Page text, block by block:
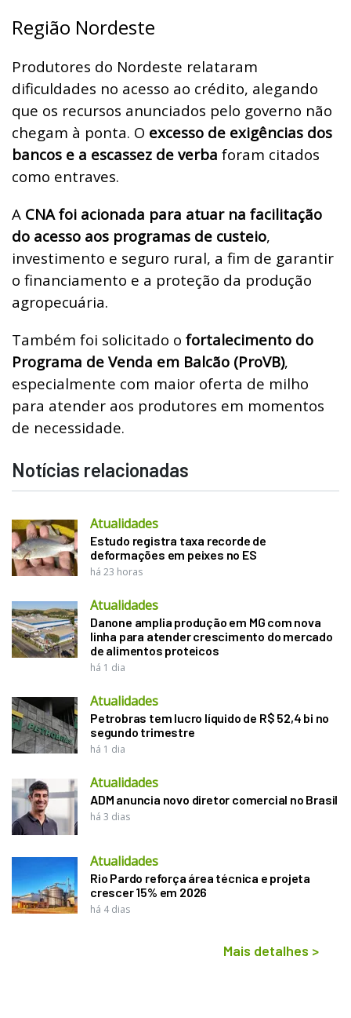
Região Nordeste
Produtores do Nordeste relataram
dificuldades no acesso ao crédito, alegando
que os recursos anunciados pelo governo não
chegam à ponta. O excesso de exigências dos
bancos e a escassez de verba foram citados
como entraves.
A CNA foi acionada para atuar na facilitação
do acesso aos programas de custeio,
investimento e seguro rural, a fim de garantir
o financiamento e a proteção da produção
agropecuária.
Também foi solicitado o fortalecimento do
Programa de Venda em Balcão (ProVB),
especialmente com maior oferta de milho
para atender aos produtores em momentos
de necessidade.
Notícias relacionadas
Atualidades
Estudo registra taxa recorde de
deformações em peixes no ES
há 23 horas
Atualidades
Danone amplia produção em MG com nova
linha para atender crescimento do mercado
de alimentos proteicos
há 1 dia
Atualidades
Petrobras tem lucro líquido de R$ 52,4 bi no
segundo trimestre
há 1 dia
Atualidades
ADM anuncia novo diretor comercial no Brasil
há 3 dias
Atualidades
Rio Pardo reforça área técnica e projeta
crescer 15% em 2026
há 4 dias
Mais detalhes >